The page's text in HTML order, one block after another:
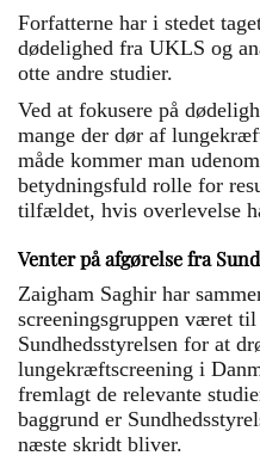
Forfatterne har i stedet
dødelighed fra UKLS og
otte andre studier.
Ved at fokusere på
mange der dør af
måde kommer man
betydningsfuld rolle for
tilfældet, hvis overlevelse
Venter på afgørelse fra
Zaigham Saghir har
screeningsgruppen været
Sundhedsstyrelsen for at
lungekræftscreening i
fremlagt de relevante
baggrund er
næste skridt bliver.